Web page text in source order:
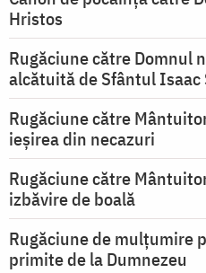
Hristos
Rugăciune către Domnul
alcătuită de Sfântul Isaac
Rugăciune către
ieşirea din necazuri
Rugăciune către
izbăvire de boală
Rugăciune de mulțumire
primite de la Dumnezeu